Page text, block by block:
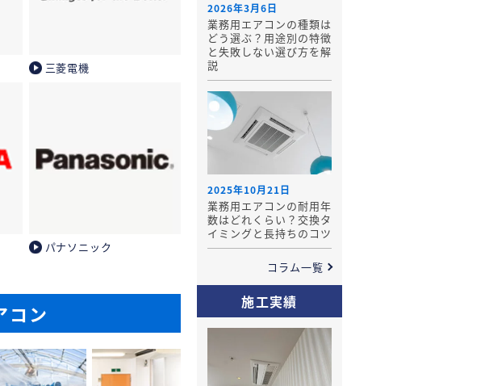
三菱電機
パナソニック
コン
2026年3月6日
業務用エアコンの種類は
どう選ぶ？用途別の特徴
と失敗しない選び方を解
説
2025年10月21日
業務用エアコンの耐用年
数はどれくらい？交換タ
イミングと長持ちのコツ
コラム一覧
施工実績